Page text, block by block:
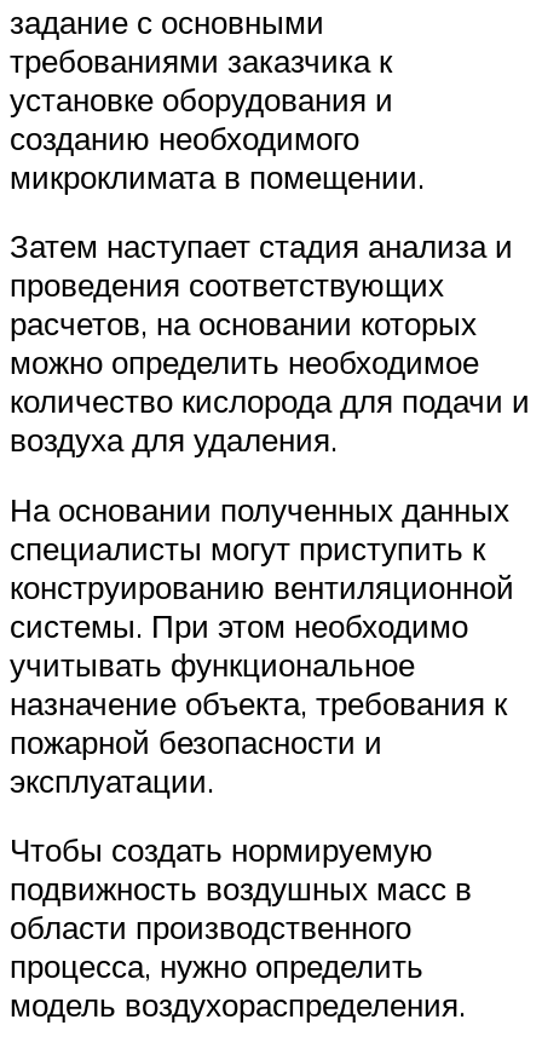
задание с основными
требованиями заказчика к
установке оборудования и
созданию необходимого
микроклимата в помещении.
Затем наступает стадия анализа и
проведения соответствующих
расчетов, на основании которых
можно определить необходимое
количество кислорода для подачи и
воздуха для удаления.
На основании полученных данных
специалисты могут приступить к
конструированию вентиляционной
системы. При этом необходимо
учитывать функциональное
назначение объекта, требования к
пожарной безопасности и
эксплуатации.
Чтобы создать нормируемую
подвижность воздушных масс в
области производственного
процесса, нужно определить
модель воздухораспределения.